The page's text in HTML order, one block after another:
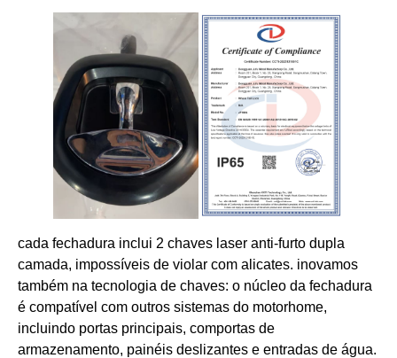
cada fechadura inclui ​2 chaves laser anti-furto dupla
camada, impossíveis de violar com alicates. inovamos
também na tecnologia de chaves: o núcleo da fechadura
é compatível com outros sistemas do motorhome,
incluindo portas principais, comportas de
armazenamento, painéis deslizantes e entradas de água.